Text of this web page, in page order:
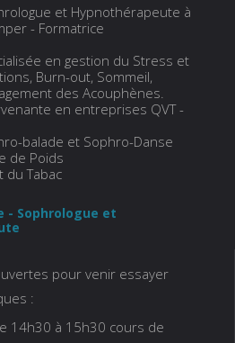
et Hypnothérapeute à
- Formatrice
en gestion du Stress et
Burn-out, Sommeil,
des Acouphènes.
en entreprises QVT -
balade et Sophro-Danse
de Poids
du Tabac
- Sophrologue et
pour venir essayer
:
14h30 à 15h30 cours de